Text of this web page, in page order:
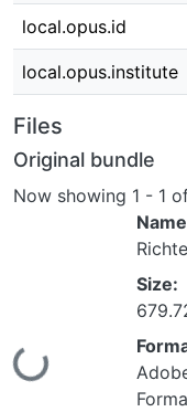
local.opus.id
local.opus.institute
Files
Original bundle
Now showing 1 - 1
Loading...
Size: